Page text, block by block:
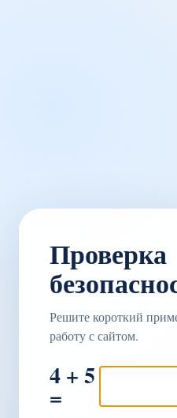
Проверка
Решите короткий
работу с сайтом.
4 + 5
=